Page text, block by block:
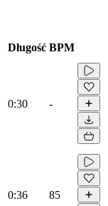
Długość BPM
0:30 -
0:36 85